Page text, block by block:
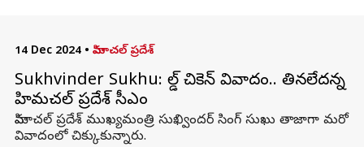
14 Dec 2024 • హిమాచల్ ప్రదేశ్
Sukhvinder Sukhu: వైల్డ్ చికెన్ వివాదం.. తినలేదన్న
హిమచల్ ప్రదేశ్ సీఎం
హిమాచల్ ప్రదేశ్ ముఖ్యమంత్రి సుఖ్విందర్ సింగ్ సుఖు తాజాగా మరో
వివాదంలో చిక్కుకున్నారు.